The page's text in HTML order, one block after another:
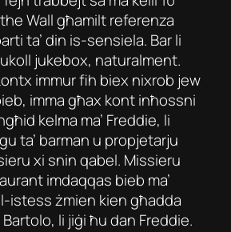
Wall għamilt referenza
ta’ din is-sensiela. Bar li
jukebox, naturalment.
immur fih biex nixrob jew
imma għax kont inħossni
kelma ma’ Freddie, li
ta’ barman u propjetarju
xi snin qabel. Missieru
imdaqqas bieb ma’
istess żmien kien għadda
li jiġi ħu dan Freddie.